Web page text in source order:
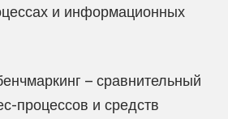
и информационных
– сравнительный
процессов и средств